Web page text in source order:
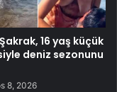
16 yaş küçük
deniz sezonunu
8, 2026